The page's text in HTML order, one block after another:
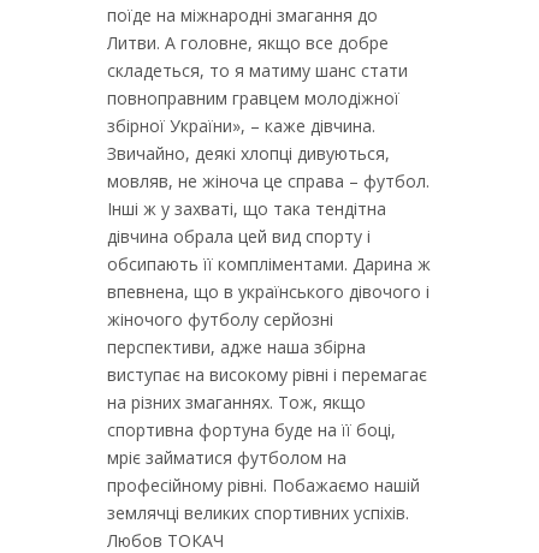
поїде на міжнародні змагання до
Литви. А головне, якщо все добре
складеться, то я матиму шанс стати
повноправним гравцем молодіжної
збірної України», – каже дівчина.
Звичайно, деякі хлопці дивуються,
мовляв, не жіноча це справа – футбол.
Інші ж у захваті, що така тендітна
дівчина обрала цей вид спорту і
обсипають її компліментами. Дарина ж
впевнена, що в українського дівочого і
жіночого футболу серйозні
перспективи, адже наша збірна
виступає на високому рівні і перемагає
на різних змаганнях. Тож, якщо
спортивна фортуна буде на її боці,
мріє займатися футболом на
професійному рівні. Побажаємо нашій
землячці великих спортивних успіхів.
Любов ТОКАЧ